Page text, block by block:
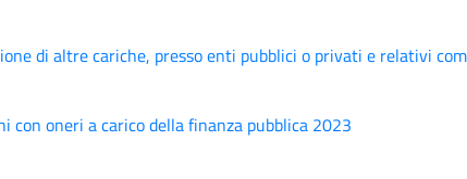
di altre cariche, presso enti pubblici o privati e relativi
oneri a carico della finanza pubblica 2023